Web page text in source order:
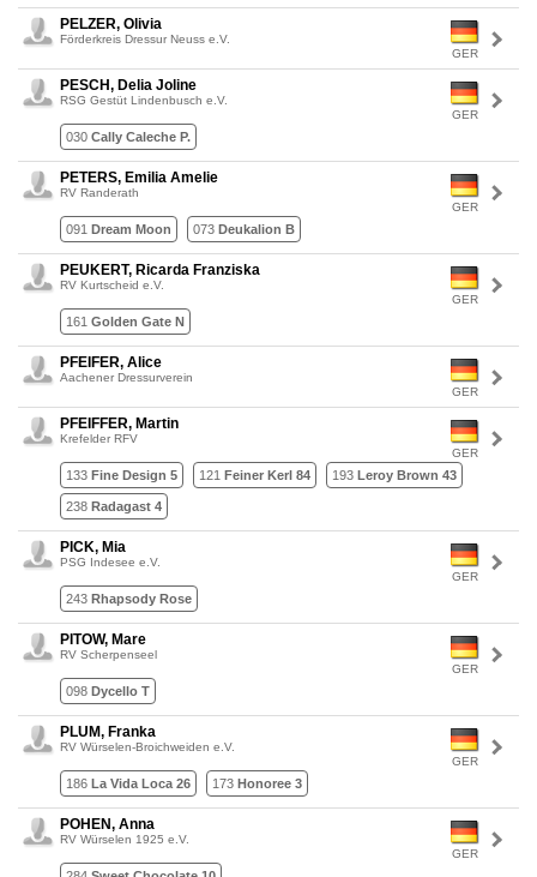
GER
PELZER, Olivia
Förderkreis Dressur Neuss e.V.
GER
PESCH, Delia Joline
RSG Gestüt Lindenbusch e.V.
030 Cally Caleche P.
GER
PETERS, Emilia Amelie
RV Randerath
091 Dream Moon 073 Deukalion B
GER
PEUKERT, Ricarda Franziska
RV Kurtscheid e.V.
161 Golden Gate N
GER
PFEIFER, Alice
Aachener Dressurverein
GER
PFEIFFER, Martin
Krefelder RFV
133 Fine Design 5 121 Feiner Kerl 84 193 Leroy Brown 43
238 Radagast 4
GER
PICK, Mia
PSG Indesee e.V.
243 Rhapsody Rose
GER
PITOW, Mare
RV Scherpenseel
098 Dycello T
GER
PLUM, Franka
RV Würselen-Broichweiden e.V.
186 La Vida Loca 26 173 Honoree 3
GER
POHEN, Anna
RV Würselen 1925 e.V.